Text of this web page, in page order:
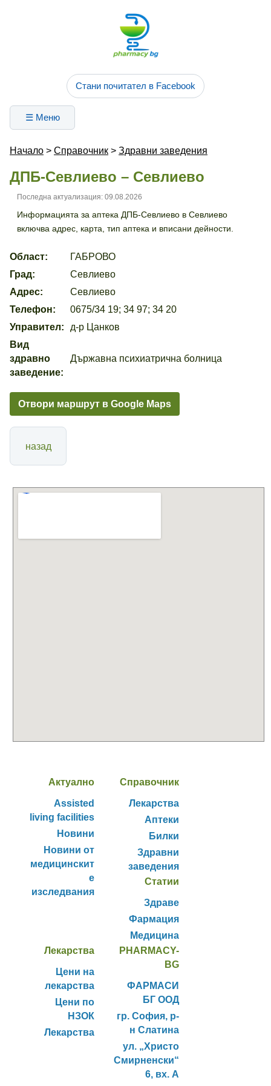
Стани почитател в Facebook
☰ Меню
Начало > Справочник > Здравни заведения
ДПБ-Севлиево – Севлиево
Последна актуализация: 09.08.2026
Информацията за аптека ДПБ-Севлиево в Севлиево
включва адрес, карта, тип аптека и вписани дейности.
Област:
ГАБРОВО
Град:
Севлиево
Адрес:
Севлиево
Телефон:
0675/34 19; 34 97; 34 20
Управител:
д-р Цанков
Вид
здравно
заведение:
Държавна психиатрична болница
Отвори маршрут в Google Maps
назад
Актуално
Assisted
living facilities
Новини
Новини от
медицинскит
е
изследвания
Справочник
Лекарства
Аптеки
Билки
Здравни
заведения
Статии
Здраве
Фармация
Медицина
Лекарства
Цени на
лекарства
Цени по
НЗОК
Лекарства
PHARMACY-
BG
ФАРМАСИ
БГ ООД
гр. София, р-
н Слатина
ул. „Христо
Смирненски“
6, вх. А